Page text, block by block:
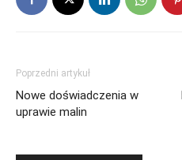
Poprzedni artykuł
Nowe doświadczenia w
uprawie malin